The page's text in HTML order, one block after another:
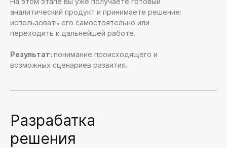
аналитический продукт и принимаете решение:
использовать его самостоятельно или
переходить к дальнейшей работе.
Результат: понимание происходящего и
возможных сценариев развития.
Разрабатка
решения